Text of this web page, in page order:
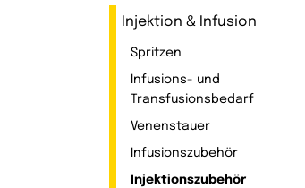
Injektion & Infusion
Spritzen
Infusions- und
Transfusionsbedarf
Venenstauer
Infusionszubehör
Injektionszubehör